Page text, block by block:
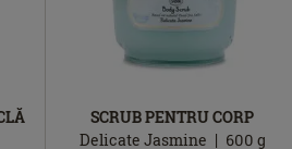
SCRUB PENTRU CORP
Delicate Jasmine
600 g